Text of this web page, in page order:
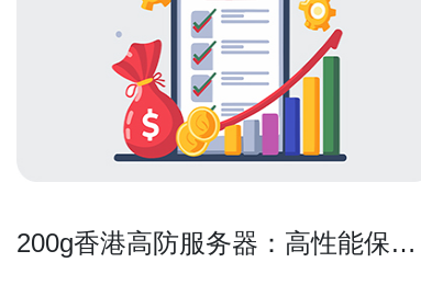
200g香港高防服务器：高性能保障